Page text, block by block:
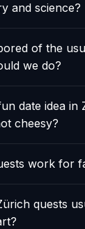
and science?
of the
we do?
date idea
cheesy?
work for
quests